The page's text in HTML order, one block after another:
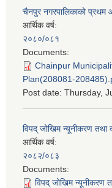
चैनपुर नगरपालिकाको
आर्थिक वर्ष:
२०८०/०८१
Documents:
Chainpur
Plan(208081-
Post date: Thursday,
विपद् जोखिम न्यूनीकरण तथा
आर्थिक वर्ष:
२०८२/०८३
Documents:
विपद् जोखिम न्यूनीकरण